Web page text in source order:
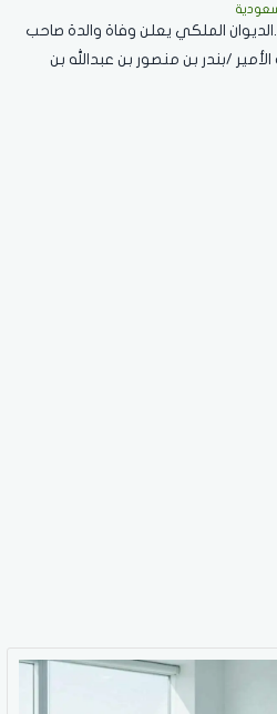
الملكي يعلن وفاة والدة صاحب
الأمير /بندر بن منصور بن عبدالله بن